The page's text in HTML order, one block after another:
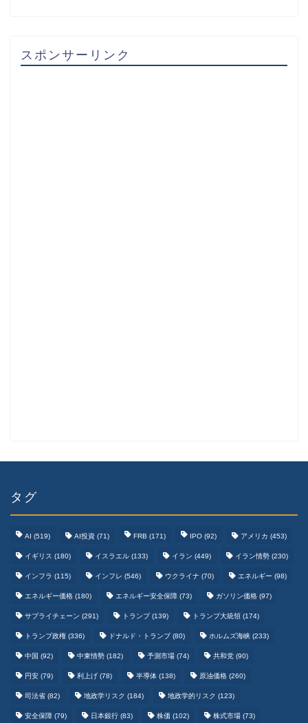
スポンサーリンク
タグ
AI (519) AI投資 (71) FRB (171) IPO (92) アメリカ (453)
イギリス (180) イスラエル (133) イラン (449) イラン情勢 (230)
インフラ (115) インフレ (546) ウクライナ (70) エネルギー (98)
エネルギー価格 (180) エネルギー安全保障 (73) ガソリン価格 (97)
サプライチェーン (291) トランプ (139) トランプ大統領 (174)
トランプ政権 (336) ドナルド・トランプ (80) ホルムズ海峡 (233)
中国 (92) 中東情勢 (182) 予測市場 (74) 共和党 (90)
円安 (79) 利上げ (78) 半導体 (138) 原油価格 (260)
司法省 (82) 地政学リスク (184) 地政学的リスク (123)
安全保障 (79) 日本銀行 (83) 株価 (102) 株式市場 (73)
野球まとめ